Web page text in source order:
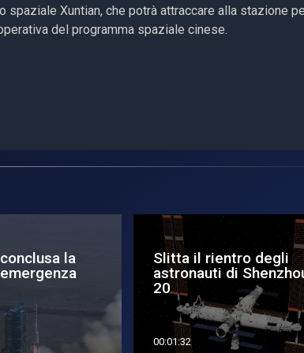
spaziale Xuntian, che potrà attraccare alla stazione
del programma spaziale cinese.
le
i detriti
Cina, al via la missione
Shenzhou-23
00:01:34